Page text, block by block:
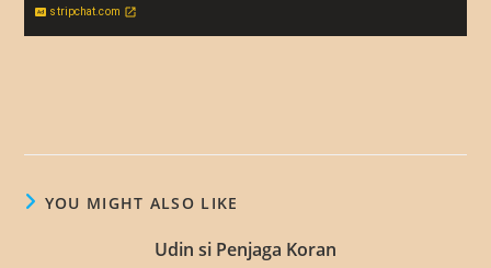
stripchat.com
YOU MIGHT ALSO LIKE
Udin si Penjaga Koran